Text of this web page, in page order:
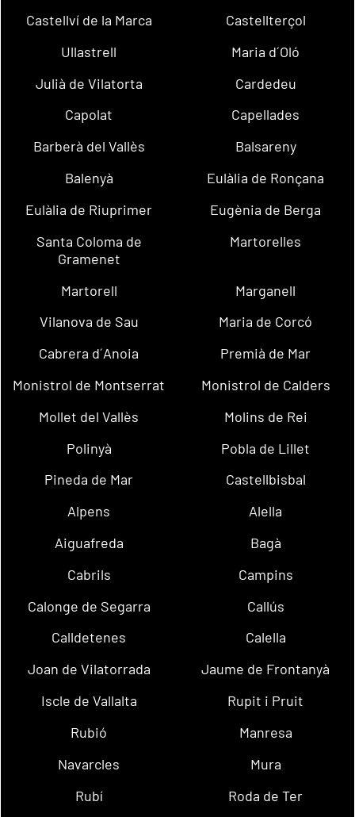
Castellví de la Marca
Castellterçol
Ullastrell
Maria d´Oló
Julià de Vilatorta
Cardedeu
Capolat
Capellades
Barberà del Vallès
Balsareny
Balenyà
Eulàlia de Ronçana
Eulàlia de Riuprimer
Eugènia de Berga
Santa Coloma de
Gramenet
Martorelles
Martorell
Marganell
Vilanova de Sau
Maria de Corcó
Cabrera d´Anoia
Premià de Mar
Monistrol de Montserrat
Monistrol de Calders
Mollet del Vallès
Molins de Rei
Polinyà
Pobla de Lillet
Pineda de Mar
Castellbisbal
Alpens
Alella
Aiguafreda
Bagà
Cabrils
Campins
Calonge de Segarra
Callús
Calldetenes
Calella
Joan de Vilatorrada
Jaume de Frontanyà
Iscle de Vallalta
Rupit i Pruit
Rubió
Manresa
Navarcles
Mura
Rubí
Roda de Ter